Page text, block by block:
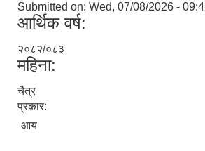
Submitted on: Wed, 07/08/2026 -
आर्थिक वर्ष:
२०८२/०८३
महिना:
चैत्र
प्रकार:
आय